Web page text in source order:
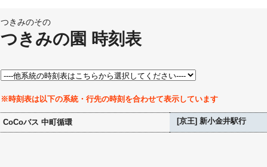
つきみのその
つきみの園 時刻表
※時刻表は以下の系統・行先の時刻を合わせて表示しています
CoCoバス 中町循環 [京王] 新小金井駅行